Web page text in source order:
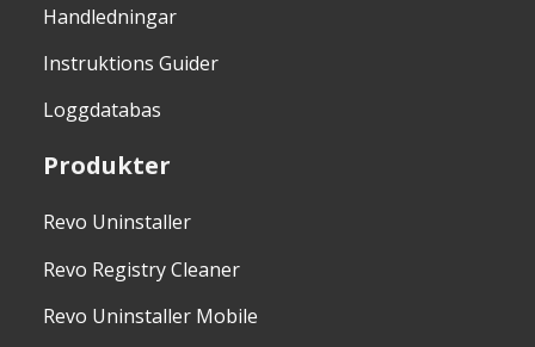
Handledningar
Instruktions Guider
Loggdatabas
Produkter
Revo Uninstaller
Revo Registry Cleaner
Revo Uninstaller Mobile